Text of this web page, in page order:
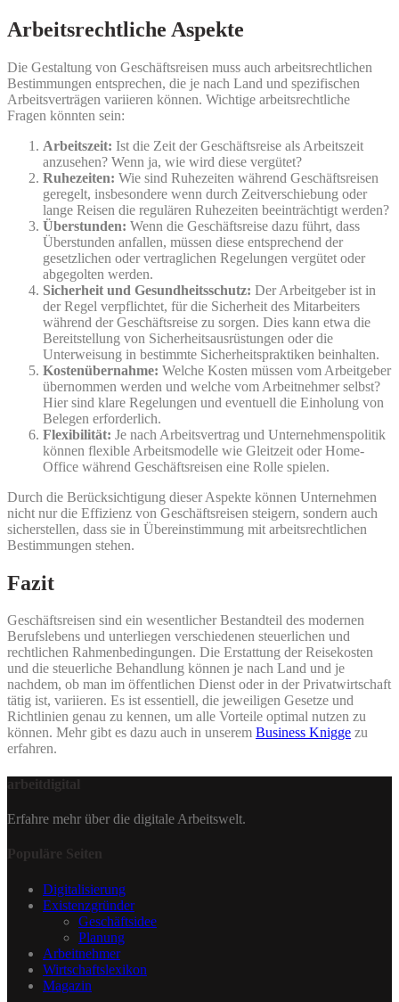
Arbeitsrechtliche Aspekte
Die Gestaltung von Geschäftsreisen muss auch arbeitsrechtlichen
Bestimmungen entsprechen, die je nach Land und spezifischen
Arbeitsverträgen variieren können. Wichtige arbeitsrechtliche
Fragen könnten sein:
Arbeitszeit: Ist die Zeit der Geschäftsreise als Arbeitszeit
anzusehen? Wenn ja, wie wird diese vergütet?
Ruhezeiten: Wie sind Ruhezeiten während Geschäftsreisen
geregelt, insbesondere wenn durch Zeitverschiebung oder
lange Reisen die regulären Ruhezeiten beeinträchtigt werden?
Überstunden: Wenn die Geschäftsreise dazu führt, dass
Überstunden anfallen, müssen diese entsprechend der
gesetzlichen oder vertraglichen Regelungen vergütet oder
abgegolten werden.
Sicherheit und Gesundheitsschutz: Der Arbeitgeber ist in
der Regel verpflichtet, für die Sicherheit des Mitarbeiters
während der Geschäftsreise zu sorgen. Dies kann etwa die
Bereitstellung von Sicherheitsausrüstungen oder die
Unterweisung in bestimmte Sicherheitspraktiken beinhalten.
Kostenübernahme: Welche Kosten müssen vom Arbeitgeber
übernommen werden und welche vom Arbeitnehmer selbst?
Hier sind klare Regelungen und eventuell die Einholung von
Belegen erforderlich.
Flexibilität: Je nach Arbeitsvertrag und Unternehmenspolitik
können flexible Arbeitsmodelle wie Gleitzeit oder Home-
Office während Geschäftsreisen eine Rolle spielen.
Durch die Berücksichtigung dieser Aspekte können Unternehmen
nicht nur die Effizienz von Geschäftsreisen steigern, sondern auch
sicherstellen, dass sie in Übereinstimmung mit arbeitsrechtlichen
Bestimmungen stehen.
Fazit
Geschäftsreisen sind ein wesentlicher Bestandteil des modernen
Berufslebens und unterliegen verschiedenen steuerlichen und
rechtlichen Rahmenbedingungen. Die Erstattung der Reisekosten
und die steuerliche Behandlung können je nach Land und je
nachdem, ob man im öffentlichen Dienst oder in der Privatwirtschaft
tätig ist, variieren. Es ist essentiell, die jeweiligen Gesetze und
Richtlinien genau zu kennen, um alle Vorteile optimal nutzen zu
können. Mehr gibt es dazu auch in unserem Business Knigge zu
erfahren.
arbeitdigital
Erfahre mehr über die digitale Arbeitswelt.
Populäre Seiten
Digitalisierung
Existenzgründer
Geschäftsidee
Planung
Arbeitnehmer
Wirtschaftslexikon
Magazin